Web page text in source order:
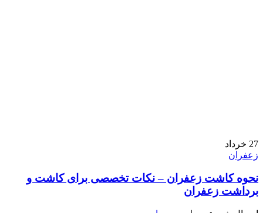
27 خرداد
زعفران
نحوه کاشت زعفران – نکات تخصصی برای کاشت و
برداشت زعفران